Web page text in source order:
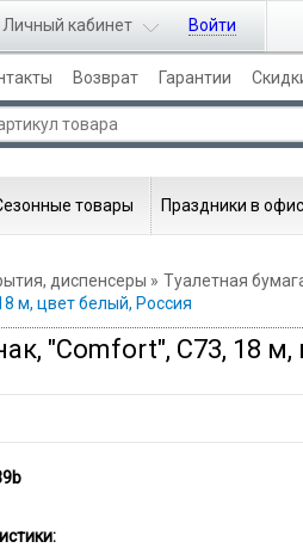
Войти
Личный кабинет
Возврат Гарантии
товары Праздники в
диспенсеры
Туалетная
м, цвет белый, Россия
"Comfort", С73, 18